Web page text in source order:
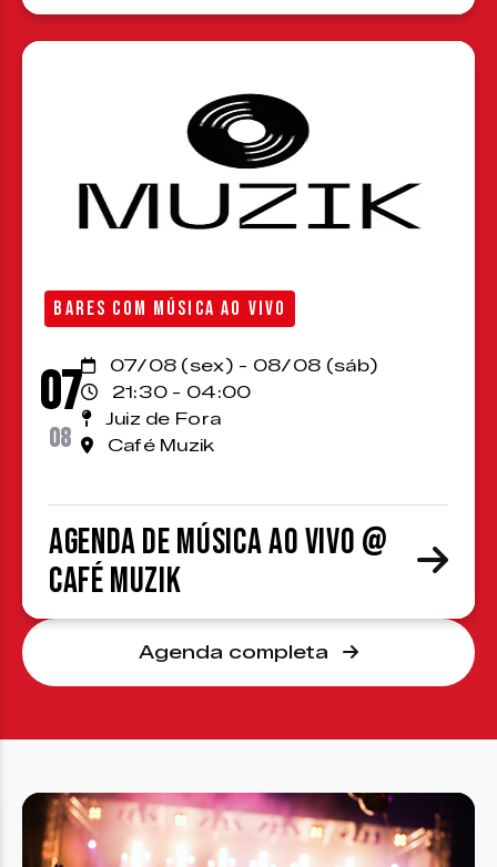
BARES COM MÚSICA AO VIVO
07
08
07/08 (sex) - 08/08 (sáb)
21:30 - 04:00
Juiz de Fora
Café Muzik
Agenda de Música ao Vivo @
Café Muzik
Agenda completa